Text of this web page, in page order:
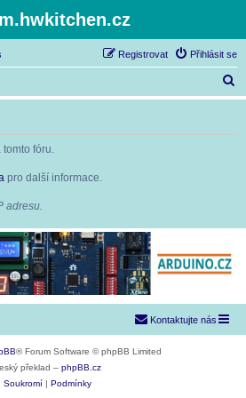
Přihlásit se
Registrovat
l
fóru.
pro další informace.
adresu.
Kontaktujte nás
® Forum Software © phpBB Limited
překlad – phpBB.cz
Soukromí
Podmínky